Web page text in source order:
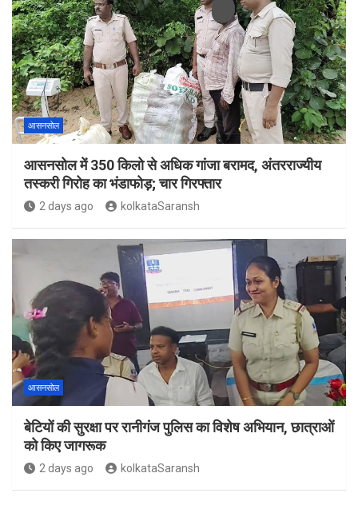
आसनसोल
आसनसोल में 350 किलो से अधिक गांजा बरामद, अंतरराज्यीय
तस्करी गिरोह का भंडाफोड़; चार गिरफ्तार
2 days ago kolkataSaransh
आसनसोल
बेटियों की सुरक्षा पर रानीगंज पुलिस का विशेष अभियान, छात्राओं
को किए जागरूक
2 days ago kolkataSaransh